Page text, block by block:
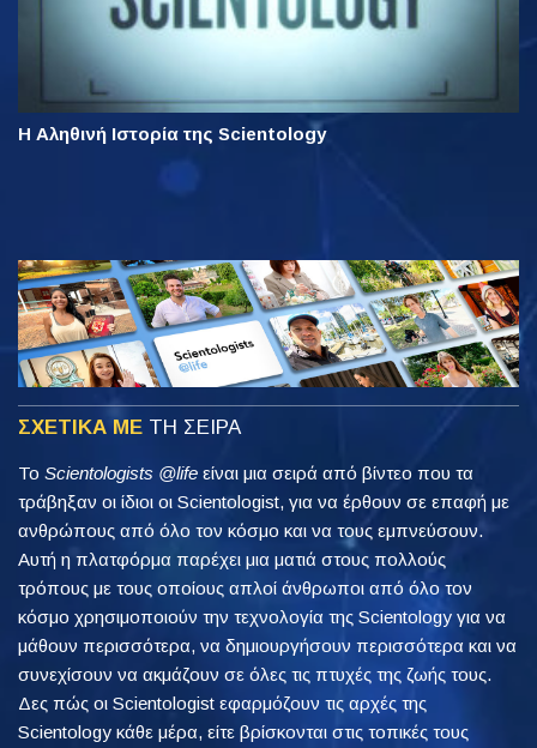
Η Αληθινή Ιστορία της Scientology
ΣΧΕΤΙΚΑ ΜΕ ΤΗ ΣΕΙΡΑ
Το Scientologists @life είναι μια σειρά από βίντεο που τα
τράβηξαν οι ίδιοι οι Scientologist, για να έρθουν σε επαφή με
ανθρώπους από όλο τον κόσμο και να τους εμπνεύσουν.
Αυτή η πλατφόρμα παρέχει μια ματιά στους πολλούς
τρόπους με τους οποίους απλοί άνθρωποι από όλο τον
κόσμο χρησιμοποιούν την τεχνολογία της Scientology για να
μάθουν περισσότερα, να δημιουργήσουν περισσότερα και να
συνεχίσουν να ακμάζουν σε όλες τις πτυχές της ζωής τους.
Δες πώς οι Scientologist εφαρμόζουν τις αρχές της
Scientology κάθε μέρα, είτε βρίσκονται στις τοπικές τους